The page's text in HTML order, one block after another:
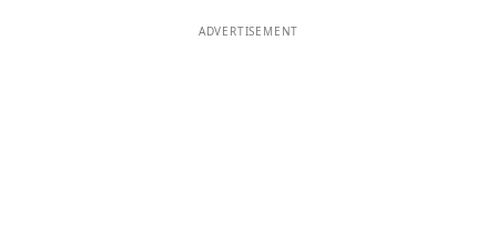
ADVERTISEMENT